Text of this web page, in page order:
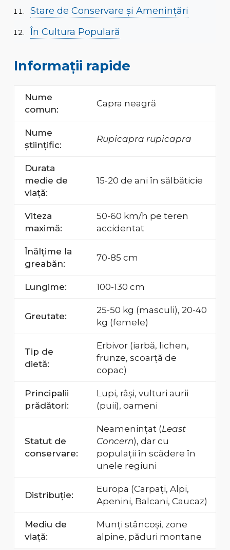
Stare de Conservare și Amenințări
În Cultura Populară
Informații rapide
Nume
comun:
Capra neagră
Nume
științific:
Rupicapra rupicapra
Durata
medie de
viață:
15-20 de ani în sălbăticie
Viteza
maximă:
50-60 km/h pe teren
accidentat
Înălțime la
greabăn:
70-85 cm
Lungime: 100-130 cm
Greutate:
25-50 kg (masculi), 20-40
kg (femele)
Tip de
dietă:
Erbivor (iarbă, lichen,
frunze, scoarță de
copac)
Principalii
prădători:
Lupi, râși, vulturi aurii
(puii), oameni
Statut de
conservare:
Neamenințat (Least
Concern), dar cu
populații în scădere în
unele regiuni
Distribuție:
Europa (Carpați, Alpi,
Apenini, Balcani, Caucaz)
Mediu de
viață:
Munți stâncoși, zone
alpine, păduri montane